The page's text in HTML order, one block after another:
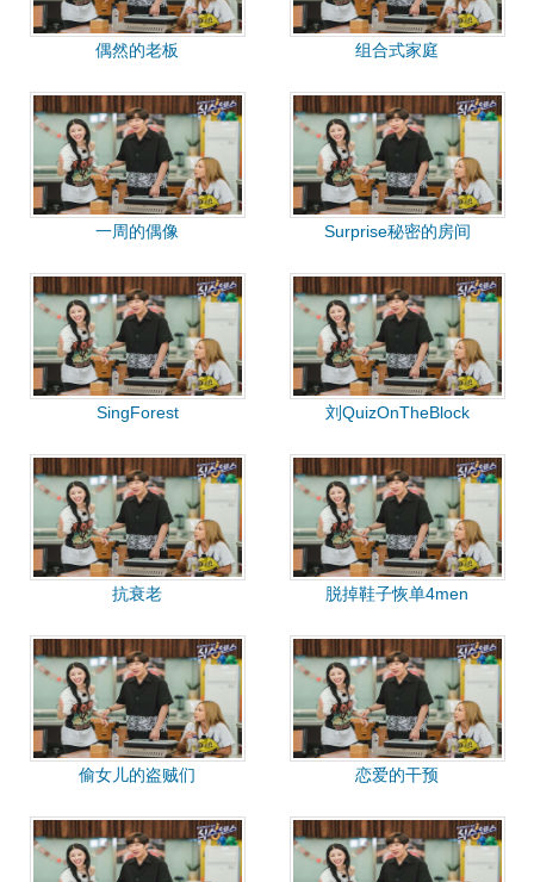
偶然的老板 组合式家庭
一周的偶像 Surprise秘密的房间
SingForest 刘QuizOnTheBlock
抗衰老 脱掉鞋子恢单4men
偷女儿的盗贼们 恋爱的干预